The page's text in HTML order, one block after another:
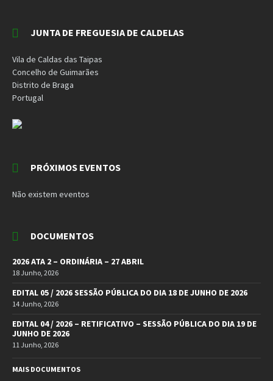
JUNTA DE FREGUESIA DE CALDELAS
Vila de Caldas das Taipas
Concelho de Guimarães
Distrito de Braga
Portugal
PRÓXIMOS EVENTOS
Não existem eventos
DOCUMENTOS
2026 ATA 2 – ORDINÁRIA – 27 ABRIL
18 Junho, 2026
EDITAL 05 / 2026 SESSÃO PÚBLICA DO DIA 18 DE JUNHO DE 2026
14 Junho, 2026
EDITAL 04 / 2026 – RETIFICATIVO – SESSÃO PÚBLICA DO DIA 19 DE
JUNHO DE 2026
11 Junho, 2026
MAIS DOCUMENTOS